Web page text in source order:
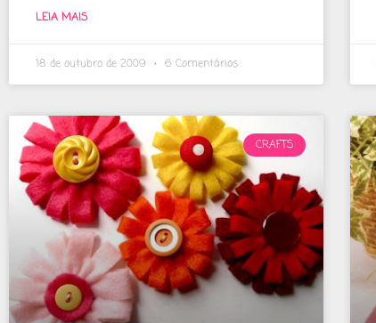
LEIA MAIS
18 de outubro de 2009 6 Comentários
CRAFTS